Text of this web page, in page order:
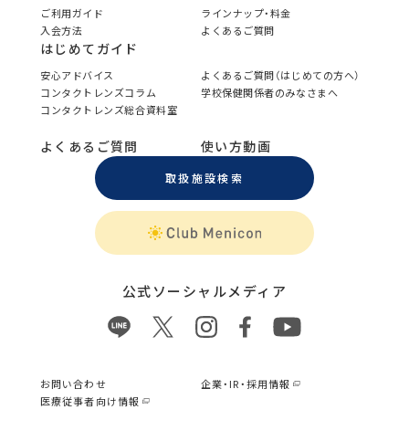
ご利用ガイド
ラインナップ・料金
入会方法
よくあるご質問
はじめてガイド
安心アドバイス
よくあるご質問（はじめての方へ）
コンタクトレンズコラム
学校保健関係者のみなさまへ
コンタクトレンズ総合資料室
よくあるご質問 使い方動画
取扱施設検索
公式ソーシャルメディア
お問い合わせ
企業・IR・採用情報
医療従事者向け情報